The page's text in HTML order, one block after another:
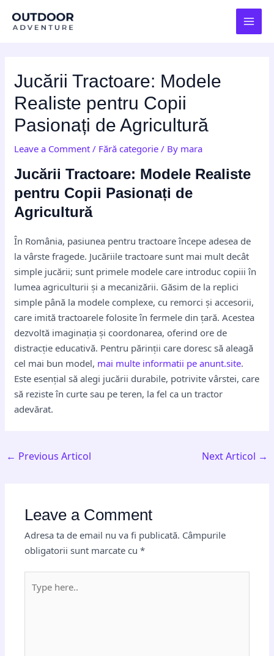
Jucării Tractoare: Modele
Realiste pentru Copii
Pasionați de Agricultură
Leave a Comment / Fără categorie / By mara
Jucării Tractoare: Modele Realiste
pentru Copii Pasionați de
Agricultură
În România, pasiunea pentru tractoare începe adesea de
la vârste fragede. Jucăriile tractoare sunt mai mult decât
simple jucării; sunt primele modele care introduc copiii în
lumea agriculturii și a mecanizării. Găsim de la replici
simple până la modele complexe, cu remorci și accesorii,
care imită tractoarele folosite în fermele din țară. Acestea
dezvoltă imaginația și coordonarea, oferind ore de
distracție educativă. Pentru părinții care doresc să aleagă
cel mai bun model, mai multe informatii pe anunt.site.
Este esențial să alegi jucării durabile, potrivite vârstei, care
să reziste în curte sau pe teren, la fel ca un tractor
adevărat.
navigation
← Previous Articol Next Articol →
Leave a Comment
Adresa ta de email nu va fi publicată. Câmpurile
obligatorii sunt marcate cu*
here..